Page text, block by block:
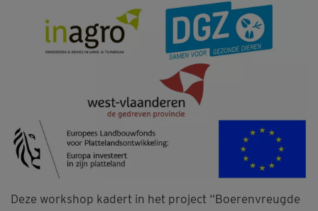
Deze workshop kadert in het project “Boerenvreugde